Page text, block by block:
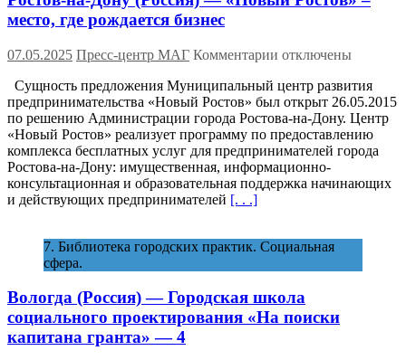
место, где рождается бизнес
07.05.2025 Пресс-центр МАГ Комментарии к
Ростов-
на-
Дону (Россия)
—
«Новый
Ростов»
–
бизнес
отключены
Сущность предложения Муниципальный центр развития
предпринимательства «Новый Ростов» был открыт 26.05.2015
по решению Администрации города Ростова-на-Дону. Центр
«Новый Ростов» реализует программу по предоставлению
комплекса бесплатных услуг для предпринимателей города
Ростова-на-Дону: имущественная, информационно-
консультационная и образовательная поддержка начинающих
и действующих предпринимателей [. . .]
7. Библиотека городских практик. Социальная
сфера.
Вологда (Россия) — Городская школа
социального проектирования «На поиски
капитана гранта» — 4